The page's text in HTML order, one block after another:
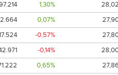
1,30%
0,07%
-0,57%
-0,14%
0,65%